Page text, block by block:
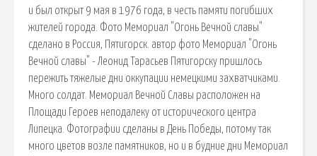
и был открыт 9 мая в 1976 года, в честь памяти погибших
жителей города. Фото Мемориал "Огонь Вечной славы"
сделано в Россия, Пятигорск. aвтор фото Мемориал "Огонь
Вечной славы" - Леонид Тарасьев Пятигорску пришлось
пережить тяжелые дни оккупации немецкими захватчиками.
Много солдат. Мемориал Вечной Славы расположен на
Площади Героев неподалеку от исторического центра
Липецка. Фотографии сделаны в День Победы, потому так
много цветов возле памятников, но и в будние дни Мемориал